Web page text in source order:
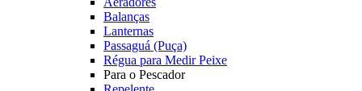
Balanças
Lanternas
Passaguá (Puça)
Régua para Medir Peixe
Para o Pescador